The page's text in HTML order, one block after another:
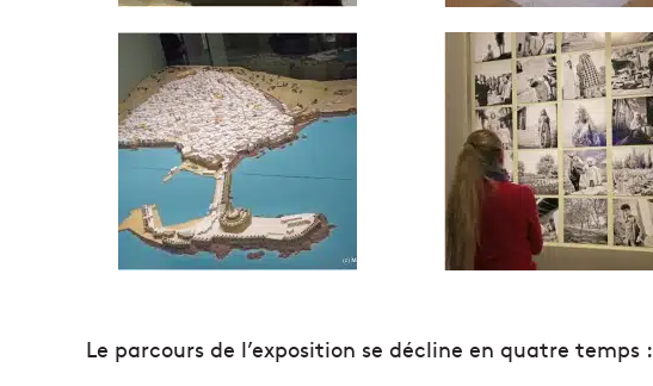
Le parcours de l’exposition se décline en quatre temps :